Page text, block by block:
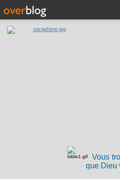
Vous
que Dieu